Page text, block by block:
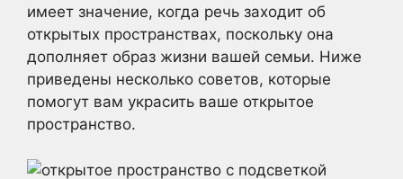
имеет значение, когда речь заходит об
открытых пространствах, поскольку она
дополняет образ жизни вашей семьи. Ниже
приведены несколько советов, которые
помогут вам украсить ваше открытое
пространство.